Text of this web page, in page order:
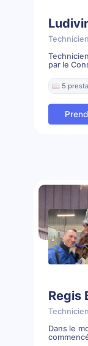
par le
📖 5
Regis
Dans le